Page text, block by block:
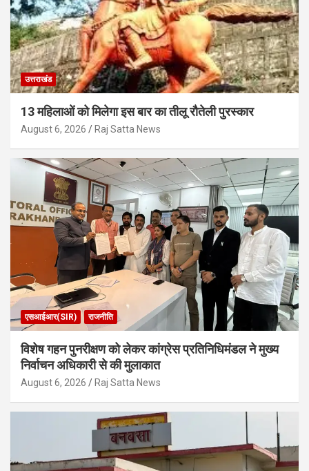
उत्तराखंड
13 महिलाओं को मिलेगा इस बार का तीलू रौतेली पुरस्कार
August 6, 2026 Raj Satta News
एसआईआर(SIR) राजनीति
विशेष गहन पुनरीक्षण को लेकर कांग्रेस प्रतिनिधिमंडल ने मुख्य
निर्वाचन अधिकारी से की मुलाकात
August 6, 2026 Raj Satta News